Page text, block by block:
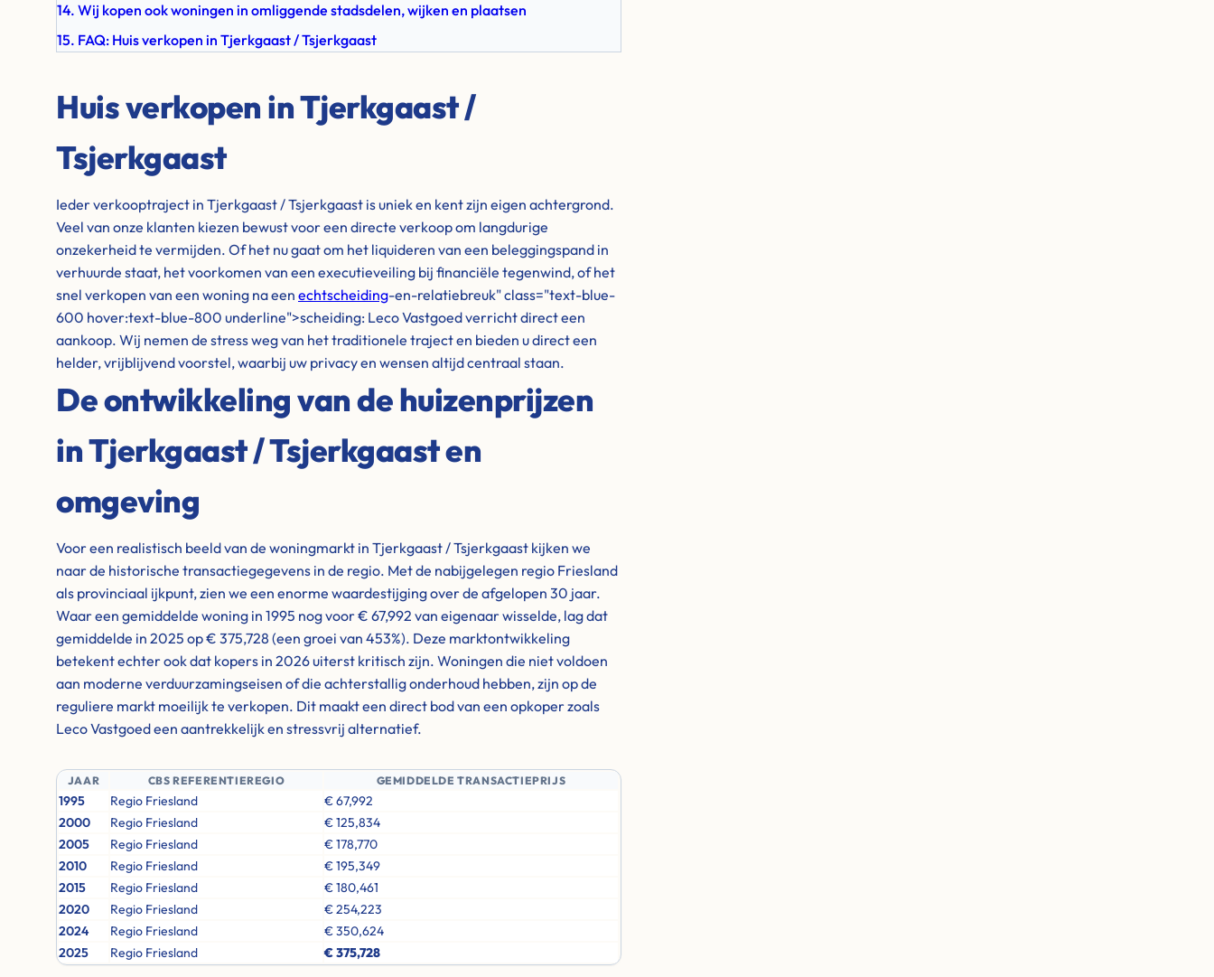
14. Wij kopen ook woningen in omliggende stadsdelen, wijken en plaatsen
15. FAQ: Huis verkopen in Tjerkgaast / Tsjerkgaast
Huis verkopen in Tjerkgaast /
Tsjerkgaast
Ieder verkooptraject in Tjerkgaast / Tsjerkgaast is uniek en kent zijn eigen achtergrond.
Veel van onze klanten kiezen bewust voor een directe verkoop om langdurige
onzekerheid te vermijden. Of het nu gaat om het liquideren van een beleggingspand in
verhuurde staat, het voorkomen van een executieveiling bij financiële tegenwind, of het
snel verkopen van een woning na een echtscheiding-en-relatiebreuk" class="text-blue-
600 hover:text-blue-800 underline">scheiding: Leco Vastgoed verricht direct een
aankoop. Wij nemen de stress weg van het traditionele traject en bieden u direct een
helder, vrijblijvend voorstel, waarbij uw privacy en wensen altijd centraal staan.
De ontwikkeling van de huizenprijzen
in Tjerkgaast / Tsjerkgaast en
omgeving
Voor een realistisch beeld van de woningmarkt in Tjerkgaast / Tsjerkgaast kijken we
naar de historische transactiegegevens in de regio. Met de nabijgelegen regio Friesland
als provinciaal ijkpunt, zien we een enorme waardestijging over de afgelopen 30 jaar.
Waar een gemiddelde woning in 1995 nog voor € 67,992 van eigenaar wisselde, lag dat
gemiddelde in 2025 op € 375,728 (een groei van 453%). Deze marktontwikkeling
betekent echter ook dat kopers in 2026 uiterst kritisch zijn. Woningen die niet voldoen
aan moderne verduurzamingseisen of die achterstallig onderhoud hebben, zijn op de
reguliere markt moeilijk te verkopen. Dit maakt een direct bod van een opkoper zoals
Leco Vastgoed een aantrekkelijk en stressvrij alternatief.
JAAR CBS REFERENTIEREGIO GEMIDDELDE TRANSACTIEPRIJS
1995 Regio Friesland
€ 67,992
2000
Regio Friesland
€ 125,834
2005
Regio Friesland
€ 178,770
2010
Regio Friesland
€ 195,349
2015
Regio Friesland
€ 180,461
2020
Regio Friesland
€ 254,223
2024
Regio Friesland
€ 350,624
2025
Regio Friesland € 375,728